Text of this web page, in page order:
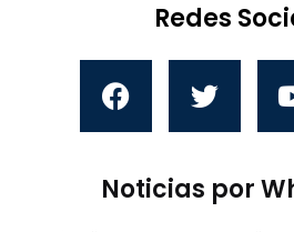
Redes
Noticias por